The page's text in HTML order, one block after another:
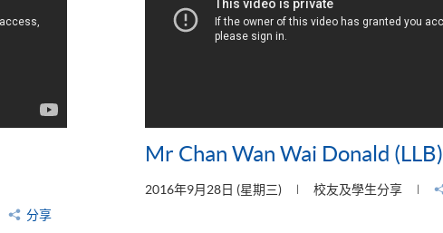
分享
Mr Chan Wan Wai Donald (LLB)
2016年9月28日 (星期三) 校友及學生分享